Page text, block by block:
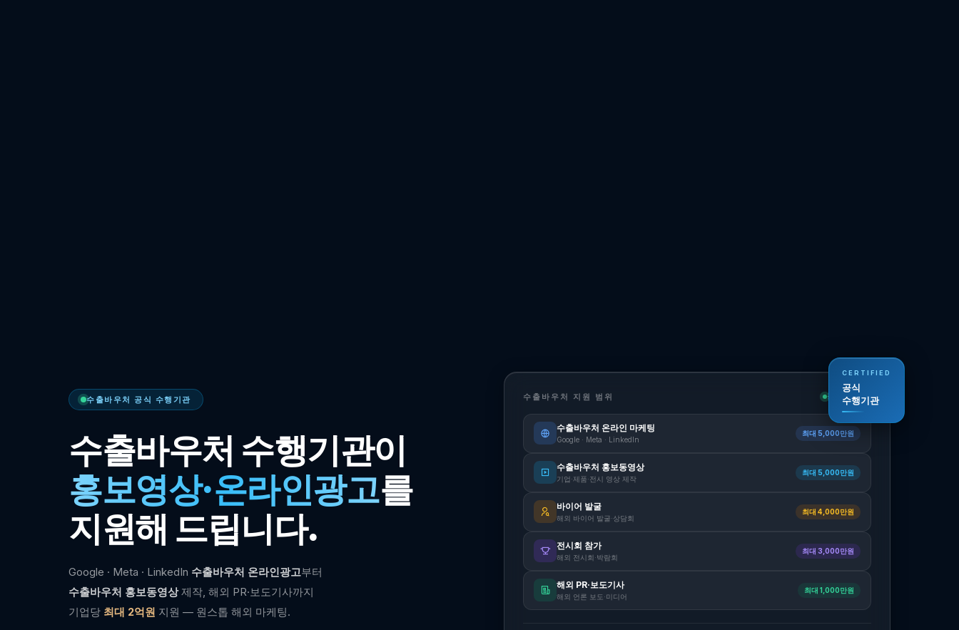
수출바우처 공식 수행기관
수출바우처 수행기관이
홍보영상·온라인광고를
지원해 드립니다.
Google · Meta · LinkedIn 수출바우처 온라인광고부터
수출바우처 홍보동영상제작, 해외 PR·보도기사까지
기업당 최대 2억원 지원 — 원스톱 해외 마케팅.
수출바우처 지원 범위 공식 수행기관
수출바우처 온라인 마케팅
Google · Meta · LinkedIn
최대 5,000만원
수출바우처 홍보동영상
기업·제품·전시 영상 제작
최대 5,000만원
바이어 발굴
해외 바이어 발굴·상담회
최대 4,000만원
전시회 참가
해외 전시회·박람회
최대 3,000만원
해외 PR·보도기사
해외 언론 보도·미디어
최대 1,000만원
CERTIFIED
공식
수행기관